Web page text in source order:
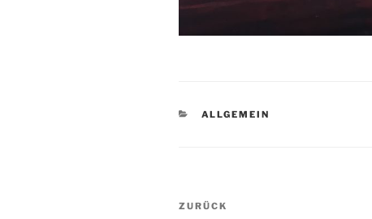
KATEGORIEN
ALLGEMEIN
Beitragsnavigation
Vorheriger
ZURÜCK